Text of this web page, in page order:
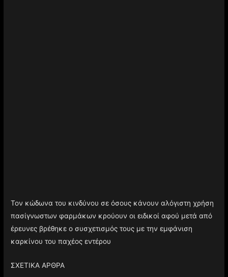
Τον κώδωνα του κινδύνου σε όσους κάνουν αλόγιστη χρήση
πασίγνωστων φαρμάκων κρούουν οι ειδικοί αφού μετά από
έρευνες βρέθηκε ο συσχετισμός τους με την εμφάνιση
καρκίνου του παχέος εντέρου
ΣΧΕΤΙΚΑ ΑΡΘΡΑ